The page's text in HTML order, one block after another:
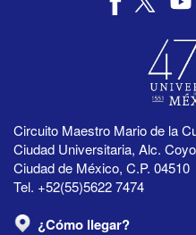
Circuito Maestro Mario de la
Ciudad Universitaria, Alc.
Ciudad de México, C.P. 04510
Tel. +52(55)5622 7474
¿Cómo llegar?